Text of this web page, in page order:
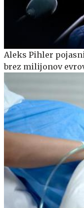
Aleks Pihler
brez milijonov